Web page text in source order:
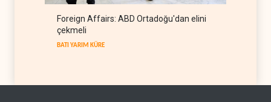
Foreign Affairs: ABD Ortadoğu'dan elini
çekmeli
BATI YARIM KÜRE